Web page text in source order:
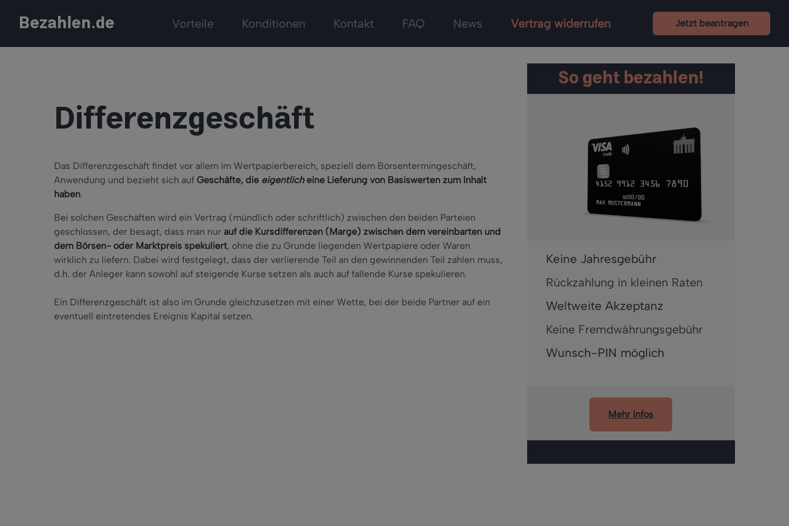
Bezahlen.de Vorteile Konditionen Kontakt FAQ News Vertrag widerrufen Jetzt beantragen
Differenzgeschäft
Das Differenzgeschäft findet vor allem im Wertpapierbereich, speziell dem Börsentermingeschäft,
Anwendung und bezieht sich auf Geschäfte, die eigentlicheine Lieferung von Basiswerten zum Inhalt
haben.
Bei solchen Geschäften wird ein Vertrag (mündlich oder schriftlich) zwischen den beiden Parteien
geschlossen, der besagt, dass man nur auf die Kursdifferenzen (Marge) zwischen dem vereinbarten und
dem Börsen- oder Marktpreis spekuliert, ohne die zu Grunde liegenden Wertpapiere oder Waren
wirklich zu liefern. Dabei wird festgelegt, dass der verlierende Teil an den gewinnenden Teil zahlen muss,
d.h. der Anleger kann sowohl auf steigende Kurse setzen als auch auf fallende Kurse spekulieren.
Ein Differenzgeschäft ist also im Grunde gleichzusetzen mit einer Wette, bei der beide Partner auf ein
eventuell eintretendes Ereignis Kapital setzen.
So geht bezahlen!
Keine Jahresgebühr
Rückzahlung in kleinen Raten
Weltweite Akzeptanz
Keine Fremdwährungsgebühr
Wunsch-PIN möglich
Mehr Infos